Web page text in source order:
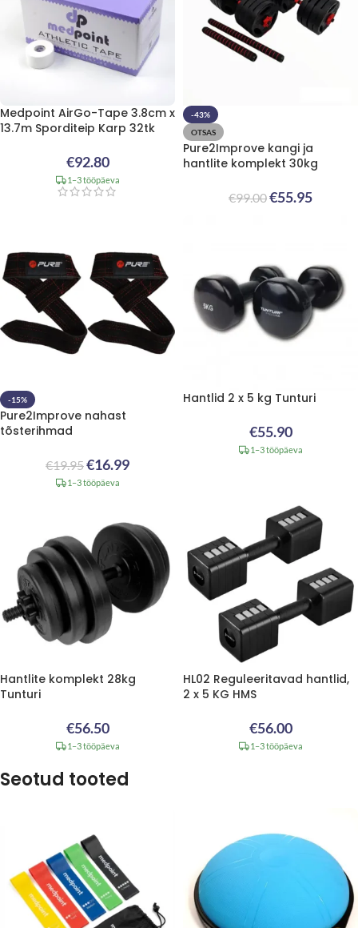
Medpoint AirGo-Tape 3.8cm x
13.7m Sporditeip Karp 32tk
€92.80
1–3 tööpäeva
-43%
OTSAS
Pure2Improve kangi ja
hantlite komplekt 30kg
€99.00€55.95
-15%
Pure2Improve nahast
tõsterihmad
€19.95€16.99
1–3 tööpäeva
Hantlid 2 x 5 kg Tunturi
€55.90
1–3 tööpäeva
Hantlite komplekt 28kg
Tunturi
€56.50
1–3 tööpäeva
HL02 Reguleeritavad hantlid,
2 x 5 KG HMS
€56.00
1–3 tööpäeva
Seotud tooted